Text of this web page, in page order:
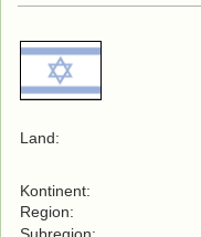
Land:
Kontinent:
Region: